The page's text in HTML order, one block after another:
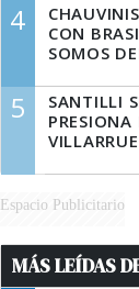
4
CON
SOMOS
5
SANTILLI
Espacio Publicitario
MÁS LEÍDAS